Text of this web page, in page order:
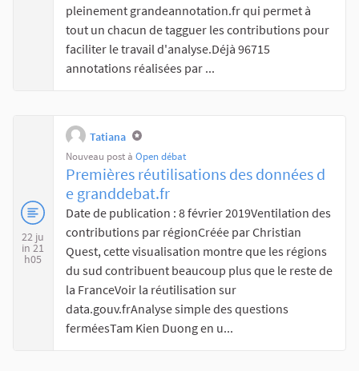
pleinement grandeannotation.fr qui permet à
tout un chacun de tagguer les contributions pour
faciliter le travail d'analyse.Déjà 96715
annotations réalisées par ...
22 ju
in 21
h05
Tatiana
Nouveau post à Open débat
Premières réutilisations des données d
e granddebat.fr
Date de publication : 8 février 2019Ventilation des
contributions par régionCréée par Christian
Quest, cette visualisation montre que les régions
du sud contribuent beaucoup plus que le reste de
la FranceVoir la réutilisation sur
data.gouv.frAnalyse simple des questions
ferméesTam Kien Duong en u...